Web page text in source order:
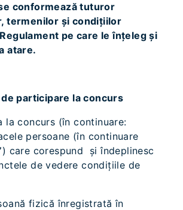
conformează tuturor
termenilor și condiţiilor
pe care le înțeleg și
atare.
participare la concurs
la concurs (în continuare:
persoane (în continuare
) care corespund şi îndeplinesc
de vedere condiţiile de
fizică înregistrată în